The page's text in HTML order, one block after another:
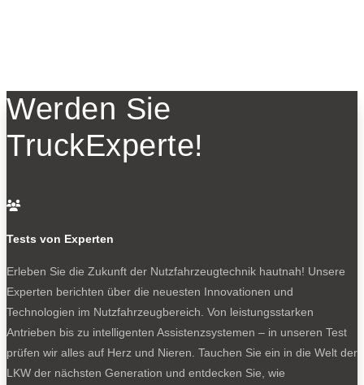
Werden Sie
TruckExperte!

Tests von Experten
Erleben Sie die Zukunft der Nutzfahrzeugtechnik hautnah! Unsere
Experten berichten über die neuesten Innovationen und
Technologien im Nutzfahrzeugbereich. Von leistungsstarken
Antrieben bis zu intelligenten Assistenzsystemen – in unseren Test
prüfen wir alles auf Herz und Nieren. Tauchen Sie ein in die Welt der
LKW der nächsten Generation und entdecken Sie, wie